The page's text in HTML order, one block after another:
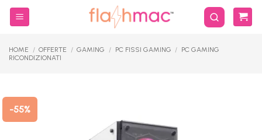
Salta
HOME / OFFERTE / GAMING / PC FISSI GAMING / PC GAMING
RICONDIZIONATI
-55%